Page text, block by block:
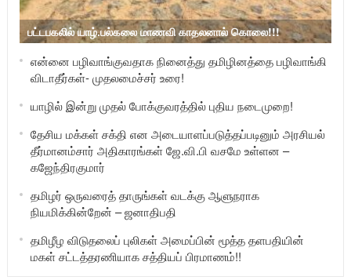
பட்டபகலில் யாழ்.பல்கலை மாணவி காதலனால் கொலை!!!
என்னை பழிவாங்குவதாக நினைத்து தமிழினத்தை பழிவாங்கி
விடாதீர்கள்- முதலமைச்சர் உரை!
யாழில் இன்று முதல் போக்குவரத்தில் புதிய நடைமுறை!
தேசிய மக்கள் சக்தி என அடையாளப்படுத்தப்படினும் அரசியல்
தீர்மானம்சார் அதிகாரங்கள் ஜே.வி.பி வசமே உள்ளன –
கஜேந்திரகுமார்
தமிழர் ஒருவரைத் தாருங்கள் வடக்கு ஆளுநராக
நியமிக்கின்றேன் – ஜனாதிபதி
தமிழீழ விடுதலைப் புலிகள் அமைப்பின் மூத்த தளபதியின்
மகள் சட்டத்தரணியாக சத்தியப் பிரமாணம்!!